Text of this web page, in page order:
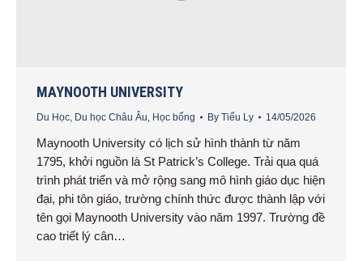
MAYNOOTH UNIVERSITY
Du Học Du học Châu Âu Học bổng By Tiểu Ly 14/05/2026
Maynooth University có lịch sử hình thành từ năm
1795, khởi nguồn là St Patrick’s College. Trải qua quá
trình phát triển và mở rộng sang mô hình giáo dục hiện
đại, phi tôn giáo, trường chính thức được thành lập với
tên gọi Maynooth University vào năm 1997. Trường đề
cao triết lý cân…